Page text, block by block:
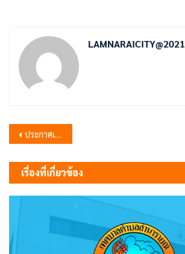
LAMNARAICITY@2021
แนะแนว
เรื่อง
ประกาศเทศบาลตำบลลำนารายณ์ เรื่อง เผยแพร่แผนการจัดซื้อจัดจ้าง ประจำปีงบประมาณ พ.ศ. 2568 จำนวน 9 รายการ
เรื่องที่เกี่ยวข้อง